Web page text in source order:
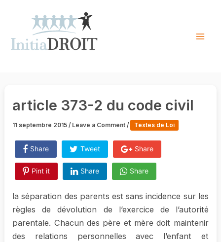
article 373-2 du code civil
11 septembre 2015/ Leave a Comment / Textes de Loi
Share Tweet Share
Pint it Share Share
la séparation des parents est sans incidence sur les
règles de dévolution de l’exercice de l’autorité
parentale. Chacun des père et mère doit maintenir
des relations personnelles avec l’enfant et